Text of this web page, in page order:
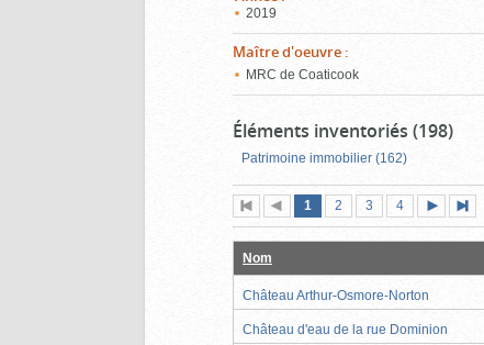
2019
Maître d'oeuvre :
MRC de Coaticook
Éléments inventoriés (198)
Patrimoine immobilier (162)
Première
page
Page
précédente
Page
1 (page
actuelle)
Page
2 Page
3 Page
4
suivante
Nom
Château Arthur-Osmore-Norton
Château d'eau de la rue Dominion